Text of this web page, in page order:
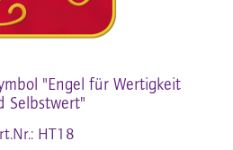
"Engel für Wertigkeit
Selbstwert"
HT18